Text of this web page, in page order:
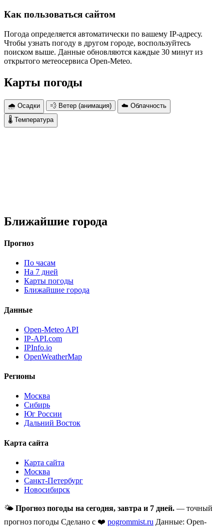
Как пользоваться сайтом
Погода определяется автоматически по вашему IP-адресу.
Чтобы узнать погоду в другом городе, воспользуйтесь
поиском выше. Данные обновляются каждые 30 минут из
открытого метеосервиса Open-Meteo.
Карты погоды
🌧 Осадки 💨 Ветер (анимация)
☁️ Облачность
🌡 Температура
Ближайшие города
Прогноз
По часам
На 7 дней
Карты погоды
Ближайшие города
Данные
Open-Meteo API
IP-API.com
IPInfo.io
OpenWeatherMap
Регионы
Москва
Сибирь
Юг России
Дальний Восток
Карта сайта
Карта сайта
Москва
Санкт-Петербург
Новосибирск
🌤 Прогноз погоды на сегодня, завтра и 7 дней. — точный
прогноз погоды Сделано с ❤️ pogrommist.ru Данные: Open-